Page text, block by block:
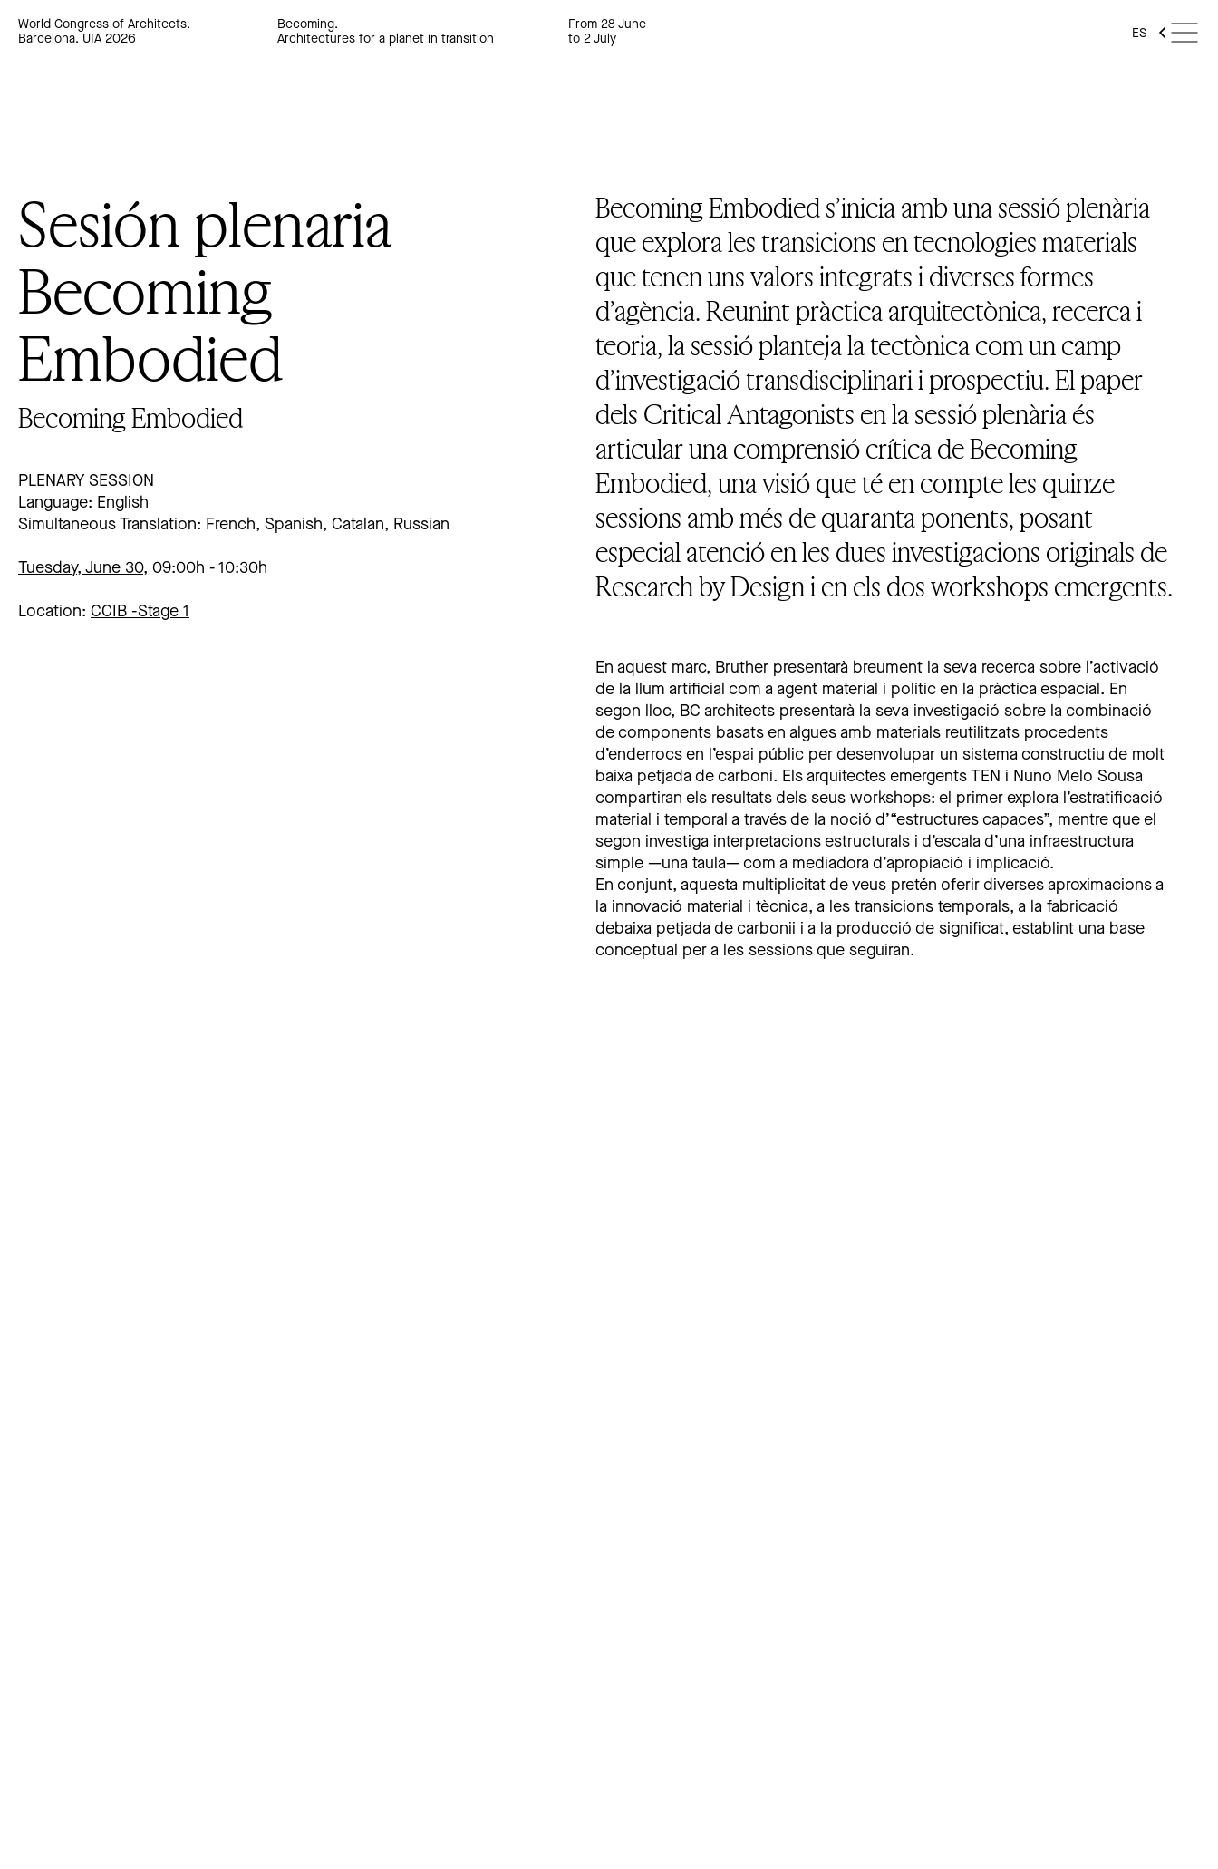
World Congress of Architects.
Barcelona. UIA 2026
Becoming.
Architectures for a planet in transition
From 28 June
to 2 July
ES
Sesión plenaria
Becoming
Embodied
Becoming Embodied
PLENARY SESSION
Language: English
Simultaneous Translation: French, Spanish, Catalan, Russian
Tuesday, June 30, 09:00h 10:30h
Location: CCIB -Stage 1
Becoming Embodied s’inicia amb una sessió plenària
que explora les transicions en tecnologies materials
que tenen uns valors integrats i diverses formes
d’agència. Reunint pràctica arquitectònica, recerca i
teoria, la sessió planteja la tectònica com un camp
d’investigació transdisciplinari i prospectiu. El paper
dels Critical Antagonists en la sessió plenària és
articular una comprensió crítica de Becoming
Embodied, una visió que té en compte les quinze
sessions amb més de quaranta ponents, posant
especial atenció en les dues investigacions originals de
Research by Design i en els dos workshops emergents.
En aquest marc, Bruther presentarà breument la seva recerca sobre l’activació
de la llum artificial com a agent material i polític en la pràctica espacial. En
segon lloc, BC architects presentarà la seva investigació sobre la combinació
de components basats en algues amb materials reutilitzats procedents
d’enderrocs en l’espai públic per desenvolupar un sistema constructiu de molt
baixa petjada de carboni. Els arquitectes emergents TEN i Nuno Melo Sousa
compartiran els resultats dels seus workshops: el primer explora l’estratificació
material i temporal a través de la noció d’“estructures capaces”, mentre que el
segon investiga interpretacions estructurals i d’escala d’una infraestructura
simple —una taula— com a mediadora d’apropiació i implicació.
En conjunt, aquesta multiplicitat de veus pretén oferir diverses aproximacions a
la innovació material i tècnica, a les transicions temporals, a la fabricació
debaixa petjada de carbonii i a la producció de significat, establint una base
conceptual per a les sessions que seguiran.